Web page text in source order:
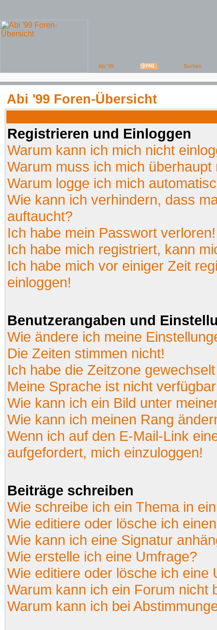
Abi '99 Foren-Übersicht
Registrieren und Einloggen
Warum kann ich mich nicht
Warum muss ich mich überhaupt
Warum logge ich mich
Wie kann ich verhindern, dass
auftaucht?
Ich habe mein Passwort verloren!
Ich habe mich registriert, kann
Ich habe mich vor einiger Zeit
einloggen!
Benutzerangaben und
Wie ändere ich meine
Die Zeiten stimmen nicht!
Ich habe die Zeitzone
Meine Sprache ist nicht
Wie kann ich ein Bild unter
Wie kann ich meinen Rang
Wenn ich auf den E-Mail-Link
aufgefordert, mich einzuloggen!
Beiträge schreiben
Wie schreibe ich ein Thema in
Wie editiere oder lösche ich
Wie kann ich eine Signatur
Wie erstelle ich eine Umfrage?
Wie editiere oder lösche ich eine
Warum kann ich ein Forum nicht
Warum kann ich bei